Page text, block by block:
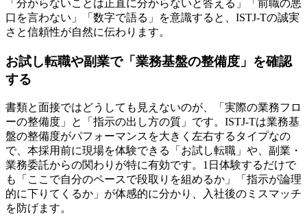
「分からないことは正直に分からないと答える」「前職の悪
口を言わない」「数字で語る」を意識すると、ISTJ-Tの誠実
さと信頼性が自然に伝わります。
お試し転職や副業で「業務基盤の整備度」を確認
する
書類と面接ではどうしても見えないのが、「実際の業務フロ
ーの整備度」と「指示の出し方の質」です。ISTJ-Tは業務基
盤の整備度がパフォーマンスを大きく左右するタイプなの
で、本採用前に現場を体験できる「お試し転職」や、副業・
業務委託からの関わりが特に有効です。1日体験するだけで
も「ここで自分のペースで段取りを組めるか」「指示が論理
的に下りてくるか」が体感的に分かり、入社後のミスマッチ
を防げます。